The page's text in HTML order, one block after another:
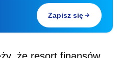
Zapisz się